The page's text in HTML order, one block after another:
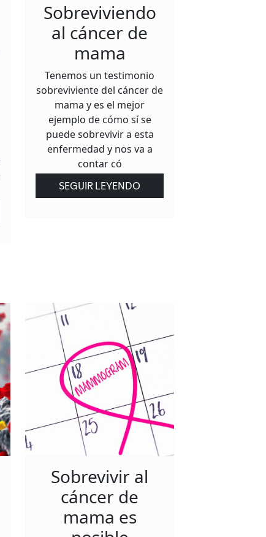
Sobreviviendo
al cáncer de
mama
Tenemos un testimonio
sobreviviente del cáncer de
mama y es el mejor
ejemplo de cómo sí se
puede sobrevivir a esta
enfermedad y nos va a
contar có
SEGUIR LEYENDO
Sobrevivir al
cáncer de
mama es